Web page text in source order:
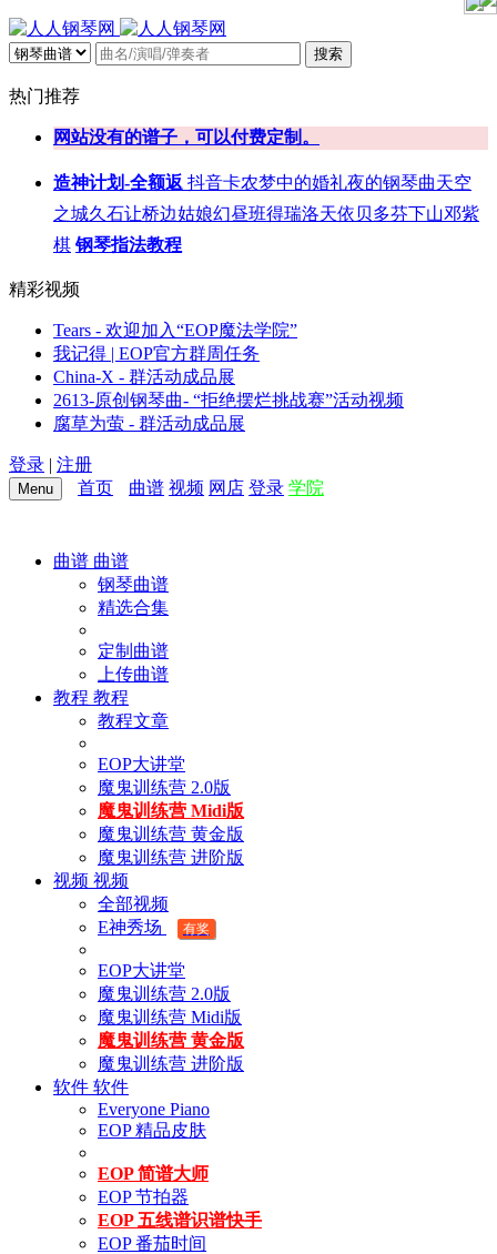
搜索
热门推荐
网站没有的谱子，可以付费定制。
造神计划-全额返 抖音卡农梦中的婚礼夜的钢琴曲天空
之城久石让桥边姑娘幻昼班得瑞洛天依贝多芬下山邓紫
棋 钢琴指法教程
精彩视频
Tears - 欢迎加入“EOP魔法学院”
我记得 | EOP官方群周任务
China-X - 群活动成品展
2613-原创钢琴曲- “拒绝摆烂挑战赛”活动视频
腐草为萤 - 群活动成品展
登录 | 注册
Menu 首页 曲谱 视频 网店 登录 学院
曲谱 曲谱
钢琴曲谱
精选合集
定制曲谱
上传曲谱
教程 教程
教程文章
EOP大讲堂
魔鬼训练营 2.0版
魔鬼训练营 Midi版
魔鬼训练营 黄金版
魔鬼训练营 进阶版
视频 视频
全部视频
E神秀场
有奖
EOP大讲堂
魔鬼训练营 2.0版
魔鬼训练营 Midi版
魔鬼训练营 黄金版
魔鬼训练营 进阶版
软件 软件
Everyone Piano
EOP 精品皮肤
EOP 简谱大师
EOP 节拍器
EOP 五线谱识谱快手
EOP 番茄时间